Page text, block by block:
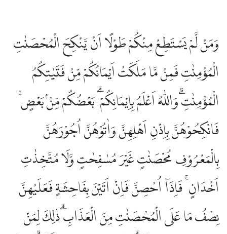
وَمَنْ لَّمْ يَسْتَطِعْ مِنْكُمْ طَوْلًا اَنْ يَّنْكِحَ الْمُحْصَنٰتِ
الْمُؤْمِنٰتِ فَمِنْ مَّا مَلَكَتْ اَيْمَانُكُمْ مِّنْ فَتَيٰتِكُمُ
الْمُؤْمِنٰتِۗ وَاللّٰهُ اَعْلَمُ بِاِيْمَانِكُمْ ۗ بَعْضُكُمْ مِّنْۢ بَعْضٍۚ
فَانْكِحُوْهُنَّ بِاِذْنِ اَهْلِهِنَّ وَاٰتُوْهُنَّ اُجُوْرَهُنَّ
بِالْمَعْرُوْفِ مُحْصَنٰتٍ غَيْرَ مُسٰفِحٰتٍ وَّلَا مُتَّخِذٰتِ
اَخْدَانٍ ۚ فَاِذَآ اُحْصِنَّ فَاِنْ اَتَيْنَ بِفَاحِشَةٍ فَعَلَيْهِنَّ
نِصْفُ مَا عَلَى الْمُحْصَنٰتِ مِنَ الْعَذَابِۗ ذٰلِكَ لِمَنْ